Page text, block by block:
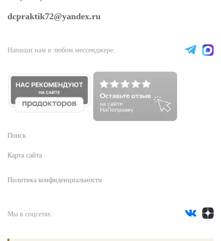
dcpraktik72@yandex.ru
Напиши нам в любом мессенджере:
Поиск
Карта сайта
Политика конфиденциальности
Мы в соцсетях: